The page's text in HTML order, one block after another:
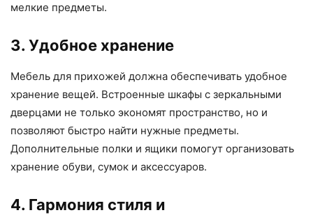
мелкие предметы.
3. Удобное хранение
Мебель для прихожей должна обеспечивать удобное
хранение вещей. Встроенные шкафы с зеркальными
дверцами не только экономят пространство, но и
позволяют быстро найти нужные предметы.
Дополнительные полки и ящики помогут организовать
хранение обуви, сумок и аксессуаров.
4. Гармония стиля и